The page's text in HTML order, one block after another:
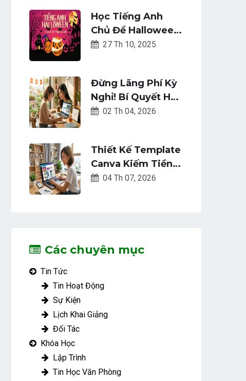
Học Tiếng Anh
Chủ Đề Halloween:
Từ Vựng & Thành
27 Th 10, 2025
Đừng Lãng Phí Kỳ
Nghỉ! Bí Quyết Học
Online Hiệu Quả
02 Th 04, 2026
Thiết Kế Template
Canva Kiếm Tiền
Online Cho Người
04 Th 07, 2026
Các chuyên mục
Tin Tức
Tin Hoạt Động
Sự Kiện
Lịch Khai Giảng
Đối Tác
Khóa Học
Lập Trình
Tin Học Văn Phòng